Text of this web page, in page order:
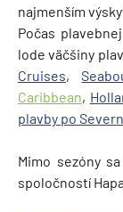
najmenším
Počas
lode väčšiny
Cruises,
Caribbean,
plavby po
Mimo sezóny
spoločností